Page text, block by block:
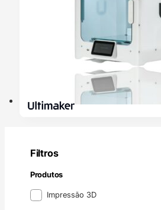
Filtros
Produtos
ProdutosImpressão 3D